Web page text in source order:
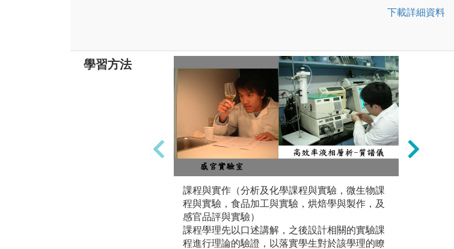
下載詳細資料
學習方法
課程與實作（分析及化學課程與實驗，微生物課
程與實驗，食品加工與實驗，烘焙學與製作，及
感官品評與實驗）
課程學理先以口述講解，之後設計相關的實驗課
程進行理論的驗證，以落實學生對於該學理的瞭